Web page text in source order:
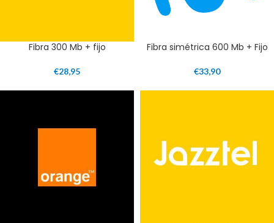
Fibra 300 Mb + fijo
€28,95
Fibra simétrica 600 Mb + Fijo
€33,90